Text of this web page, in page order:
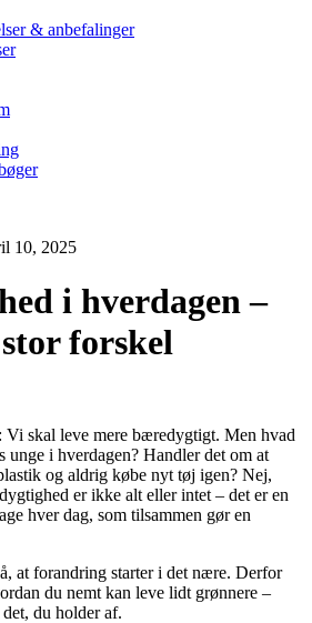
& anbefalinger
10, 2025
i hverdagen –
forskel
Vi skal leve mere bæredygtigt. Men hvad
unge i hverdagen? Handler det om at
og aldrig købe nyt tøj igen? Nej,
er ikke alt eller intet – det er en
hver dag, som tilsammen gør en
at forandring starter i det nære. Derfor
du nemt kan leve lidt grønnere –
du holder af.